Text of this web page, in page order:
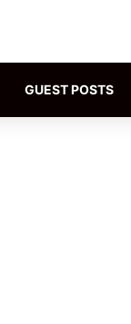
GUEST POSTS